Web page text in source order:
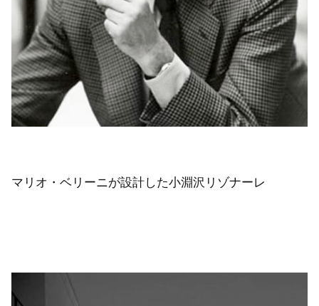
マリオ・ベリーニが設計した小淵沢リゾナーレ